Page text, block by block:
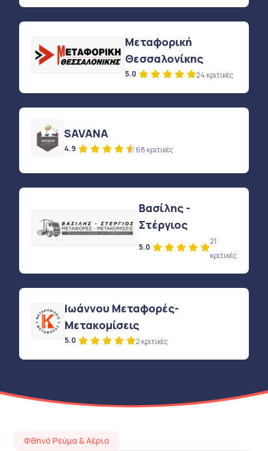
Μεταφορική
Θεσσαλονίκης
5.0 24 κριτικές
SAVANA
4.9 68 κριτικές
Βασίλης -
Στέργιος
5.0
21
κριτικές
Ιωάννου Μεταφορές-
Μετακομίσεις
5.0 2 κριτικές
Φθηνό Ρεύμα & Αέριο